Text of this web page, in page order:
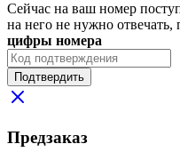
Сейчас на ваш номер
на него не нужно отвечать,
цифры номера
Подтвердить
Предзаказ